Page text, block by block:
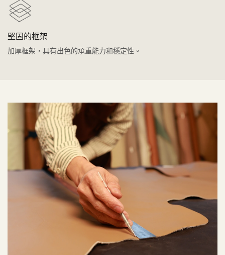
堅固的框架
加厚框架，具有出色的承重能力和穩定性。